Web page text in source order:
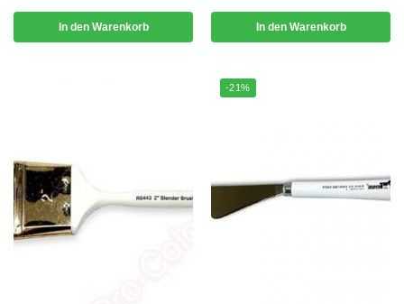
In den Warenkorb In den Warenkorb
-21%